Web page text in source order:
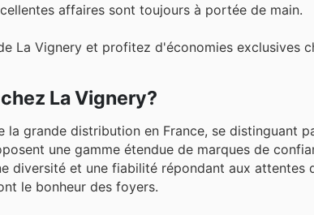
affaires sont toujours à portée de main.
La Vignery et profitez d'économies exclusives
La Vignery?
grande distribution en France, se distinguant
une gamme étendue de marques de
diversité et une fiabilité répondant aux attentes
le bonheur des foyers.